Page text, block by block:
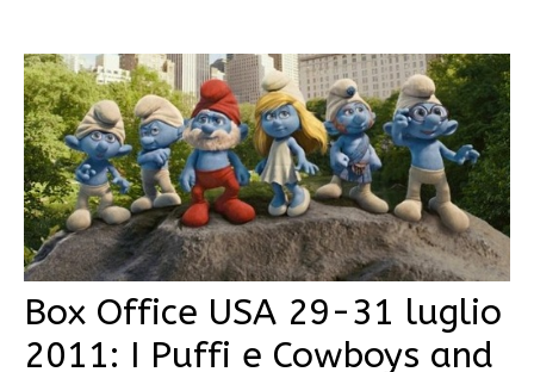
Box Office USA 29-31 luglio
2011: I Puffi e Cowboys and